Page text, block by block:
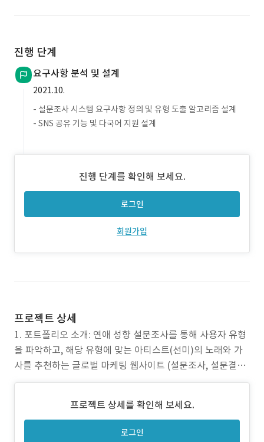
진행 단계
요구사항 분석 및 설계
2021.10.
- 설문조사 시스템 요구사항 정의 및 유형 도출 알고리즘 설계
- SNS 공유 기능 및 다국어 지원 설계
진행 단계를 확인해 보세요.
로그인
회원가입
프로젝트 상세
1. 포트폴리오 소개: 연애 성향 설문조사를 통해 사용자 유형
을 파악하고, 해당 유형에 맞는 아티스트(선미)의 노래와 가
사를 추천하는 글로벌 마케팅 웹사이트 (설문조사, 설문결과,
유형 분석, 바이럴, 다국어, 결과 공유, 참여도, 엔터테인먼트,
험, 마케팅, 아티스트, 노래, 앨범 홍보, 기획사) 2. 작업 범위:
프로젝트 상세를 확인해 보세요.
로그인